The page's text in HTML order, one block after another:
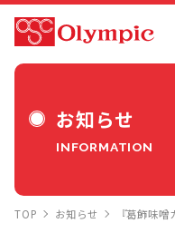
お知らせ
INFORMATION
TOP お知らせ 『葛飾味